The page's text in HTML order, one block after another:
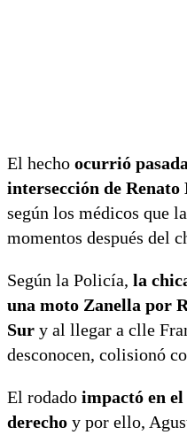
El hecho ocurrió
intersección de
según los médicos que
momentos después del
Según la Policía, la
una moto Zanella por
Sur y al llegar a clle
desconocen, colisionó
El rodado impactó en
derecho y por ello,